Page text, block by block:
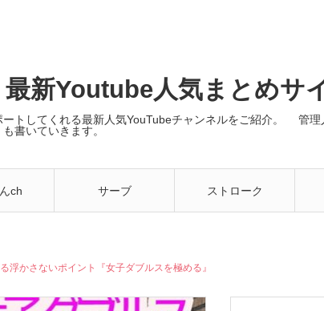
新Youtube人気まとめサ
トしてくれる最新人気YouTubeチャンネルをご紹介。 管理
も書いていきます。
ch サーブ ストローク
浮かさないポイント『女子ダブルスを極める』